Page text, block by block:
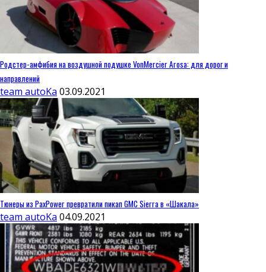
Родстер-амфибия на воздушной подушке VonMercier Arosa: для дорог и
направлений
team autoKa 03.09.2021
Тюнеры из PaxPower превратили пикап GMC Sierra в «Шакала»
team autoKa 04.09.2021